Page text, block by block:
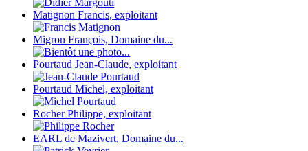
Matignon Francis, exploitant
Migron François, Domaine du...
Pourtaud Jean-Claude, exploitant
Pourtaud Michel, exploitant
Rocher Philippe, exploitant
EARL de Mazivert, Domaine du...